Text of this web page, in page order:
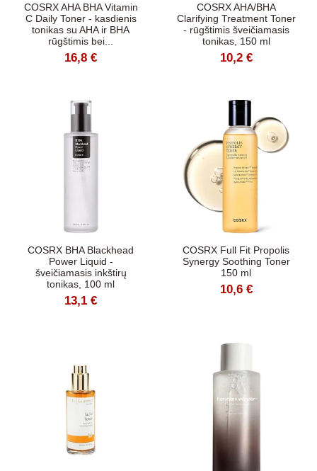
COSRX AHA BHA Vitamin
C Daily Toner - kasdienis
tonikas su AHA ir BHA
rūgštimis bei...
16,8 €
COSRX AHA/BHA
Clarifying Treatment Toner
- rūgštimis šveičiamasis
tonikas, 150 ml
10,2 €
COSRX BHA Blackhead
Power Liquid -
šveičiamasis inkštirų
tonikas, 100 ml
13,1 €
COSRX Full Fit Propolis
Synergy Soothing Toner
150 ml
10,6 €